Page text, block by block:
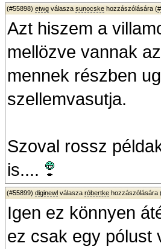
(#55898) etwg válasza sunocske hozzászólására (
Azt hiszem a
mellözve vannak
mennek részben
szellemvasutja.
Szoval rossz
is....
(#55899) diginewl válasza róbertke hozzászólására
Igen ez könnyen
ez csak egy pólust